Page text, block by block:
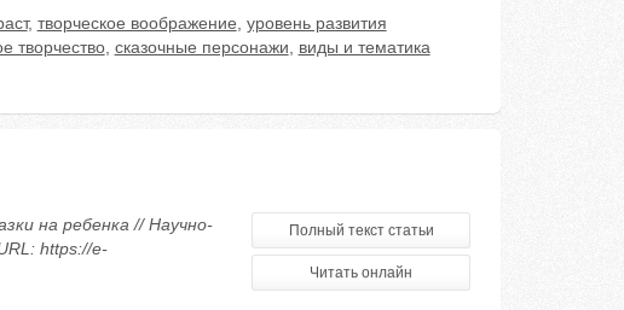
, творческое воображение уровень развития
творчество, сказочные персонажи
виды и тематика
на ребенка // Научно-
https://e-
Полный текст статьи
Читать онлайн